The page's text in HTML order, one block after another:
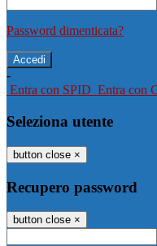
Password dimenticata?
-
Entra con SPID Entra con
Seleziona utente
button close ×
Recupero password
button close ×